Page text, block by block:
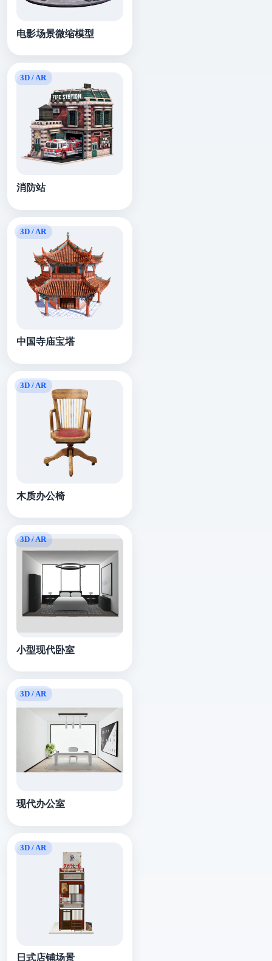
电影场景微缩模型
消防站
中国寺庙宝塔
木质办公椅
小型现代卧室
现代办公室
日式店铺场景